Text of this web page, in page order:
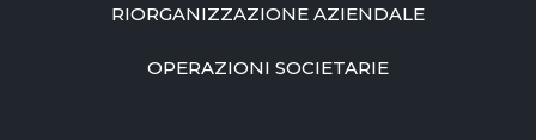
RIORGANIZZAZIONE AZIENDALE
OPERAZIONI SOCIETARIE